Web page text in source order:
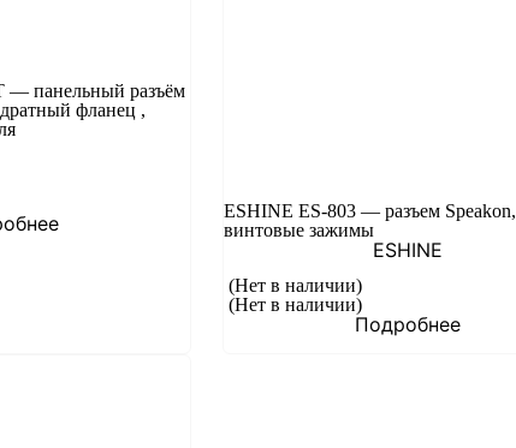
панельный разъём
фланец ,
ESHINE ES-803 — разъем Speakon,
винтовые зажимы
ESHINE
(Нет в наличии)
(Нет в наличии)
Подробнее